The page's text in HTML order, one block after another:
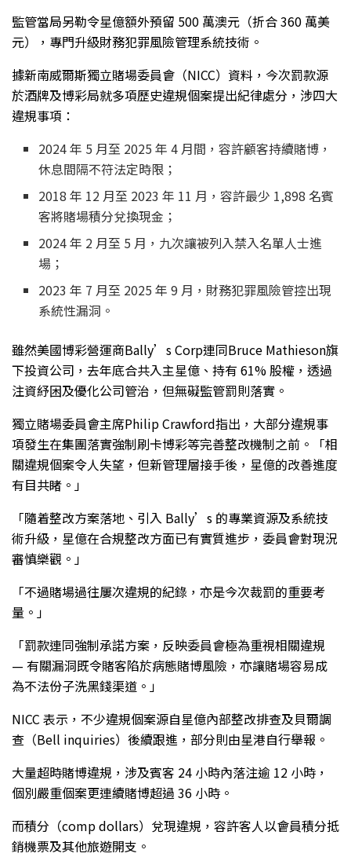
監管當局另勒令星億額外預留 500 萬澳元（折合 360 萬美
元），專門升級財務犯罪風險管理系統技術。
據新南威爾斯獨立賭場委員會（NICC）資料，今次罰款源
於酒牌及博彩局就多項歷史違規個案提出紀律處分，涉四大
違規事項：
2024 年 5 月至 2025 年 4 月間，容許顧客持續賭博，
休息間隔不符法定時限；
2018 年 12 月至 2023 年 11 月，容許最少 1,898 名賓
客將賭場積分兌換現金；
2024 年 2 月至 5 月，九次讓被列入禁入名單人士進
場；
2023 年 7 月至 2025 年 9 月，財務犯罪風險管控出現
系統性漏洞。
雖然美國博彩營運商Bally’s Corp連同Bruce Mathieson旗
下投資公司，去年底合共入主星億、持有 61% 股權，透過
注資紓困及優化公司管治，但無礙監管罰則落實。
獨立賭場委員會主席Philip Crawford指出，大部分違規事
項發生在集團落實強制刷卡博彩等完善整改機制之前。「相
關違規個案令人失望，但新管理層接手後，星億的改善進度
有目共睹。」
「隨着整改方案落地、引入 Bally’s 的專業資源及系統技
術升級，星億在合規整改方面已有實質進步，委員會對現況
審慎樂觀。」
「不過賭場過往屢次違規的紀錄，亦是今次裁罰的重要考
量。」
「罰款連同強制承諾方案，反映委員會極為重視相關違規
— 有關漏洞既令賭客陷於病態賭博風險，亦讓賭場容易成
為不法份子洗黑錢渠道。」
NICC 表示，不少違規個案源自星億內部整改排查及貝爾調
查（Bell inquiries）後續跟進，部分則由星港自行舉報。
大量超時賭博違規，涉及賓客 24 小時內落注逾 12 小時，
個別嚴重個案更連續賭博超過 36 小時。
而積分（comp dollars）兌現違規，容許客人以會員積分抵
銷機票及其他旅遊開支。